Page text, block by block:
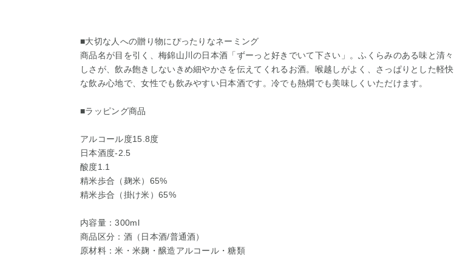
■大切な人への贈り物にぴったりなネーミング
商品名が目を引く、梅錦山川の日本酒「ずーっと好きでいて下さい」。ふくらみのある味と清々
しさが、飲み飽きしないきめ細やかさを伝えてくれるお酒。喉越しがよく、さっぱりとした軽快
な飲み心地で、女性でも飲みやすい日本酒です。冷でも熱燗でも美味しくいただけます。
■ラッピング商品
アルコール度15.8度
日本酒度-2.5
酸度1.1
精米歩合（麹米）65%
精米歩合（掛け米）65%
内容量：300ml
商品区分：酒（日本酒/普通酒）
原材料：米・米麹・醸造アルコール・糖類